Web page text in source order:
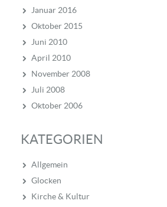
Januar 2016
Oktober 2015
Juni 2010
April 2010
November 2008
Juli 2008
Oktober 2006
KATEGORIEN
Allgemein
Glocken
Kirche & Kultur